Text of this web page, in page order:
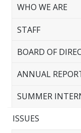
WHO WE ARE
STAFF
BOARD OF
ANNUAL
SUMMER
ISSUES